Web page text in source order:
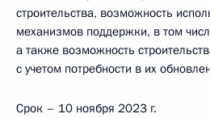
строительства, возможность
механизмов поддержки, в том
а также возможность
с учетом потребности в их
Срок – 10 ноября 2023 г.